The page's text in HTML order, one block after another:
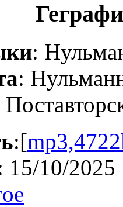
:
:
:[
15/10/2025